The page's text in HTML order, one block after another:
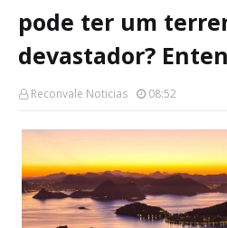
pode ter um
devastador?
Reconvale Noticias 08:52